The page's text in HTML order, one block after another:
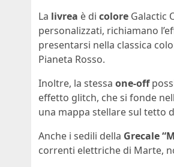
La livrea è di colore Galactic
personalizzati, richiamano
presentarsi nella classica
Pianeta Rosso.
Inoltre, la stessa one-off
effetto glitch, che si fonde
una mappa stellare sul tetto
Anche i sedili della Grecale
correnti elettriche di Marte,